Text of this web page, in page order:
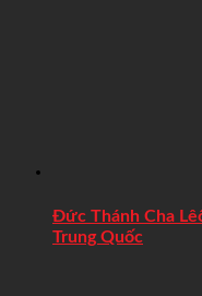
Đức Thánh Cha
Trung Quốc